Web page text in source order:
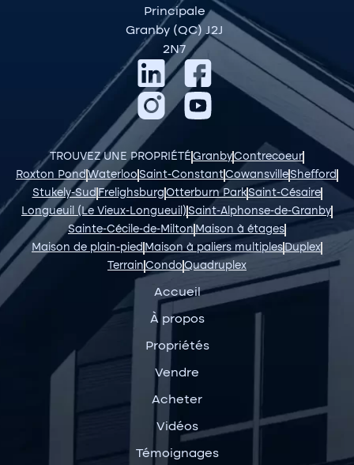
Principale
Granby (QC) J2J
2N7
TROUVEZ UNE PROPRIÉTÉ GranbyContrecoeur
Roxton PondWaterloo Saint-ConstantCowansvilleShefford
Stukely-Sud Frelighsburg Otterburn ParkSaint-Césaire
Longueuil (Le Vieux-Longueuil) Saint-Alphonse-de-Granby
Sainte-Cécile-de-Milton Maison à étages
Maison de plain-pied Maison à paliers multiplesDuplex
Terrain CondoQuadruplex
Accueil
À propos
Propriétés
Vendre
Acheter
Vidéos
Témoignages